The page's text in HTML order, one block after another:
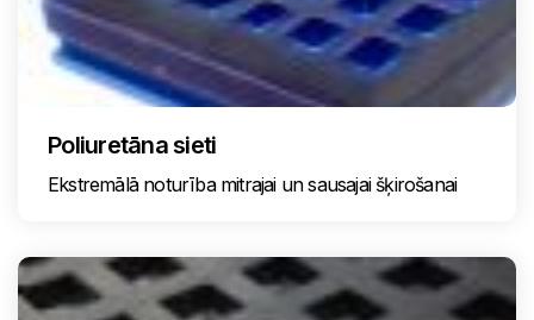
Poliuretāna sieti
Ekstremālā noturība mitrajai un sausajai šķirošanai